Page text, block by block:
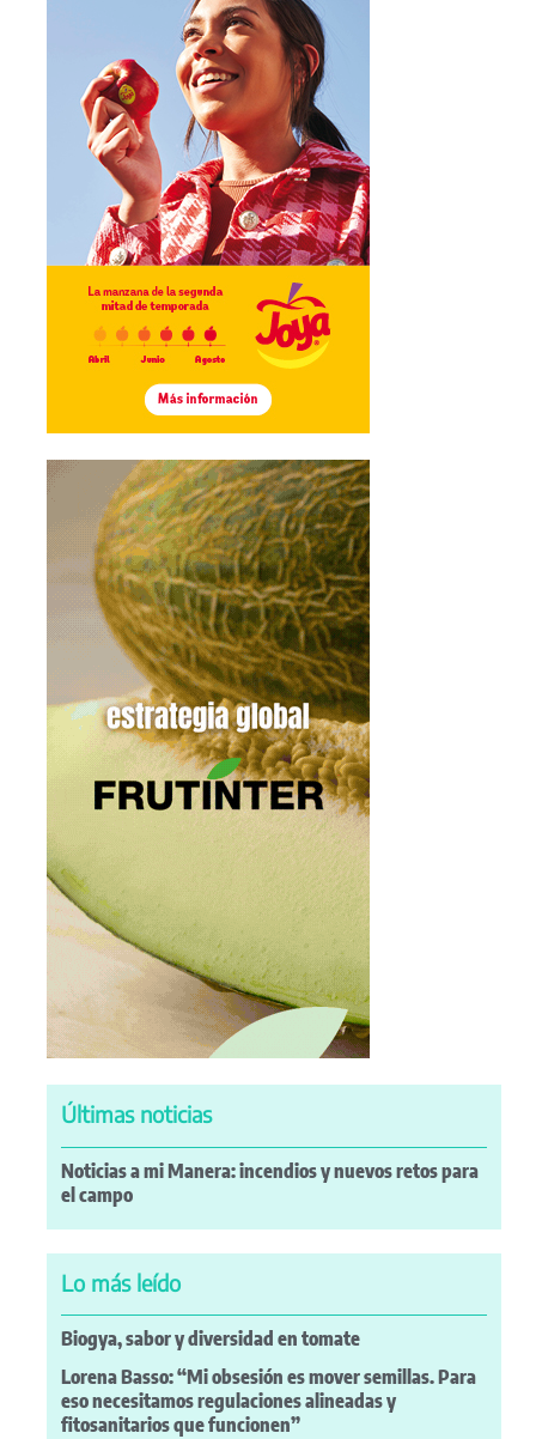
Últimas noticias
Noticias a mi Manera: incendios y nuevos retos para
el campo
Lo más leído
Biogya, sabor y diversidad en tomate
Lorena Basso: “Mi obsesión es mover semillas. Para
eso necesitamos regulaciones alineadas y
fitosanitarios que funcionen”